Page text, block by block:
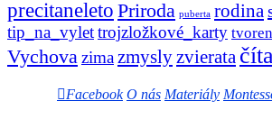
precitaneleto Priroda puberta rodina
tip_na_vylettrojzložkové_karty
Vychovazimazmysly zvierata
Facebook O nás Materiály